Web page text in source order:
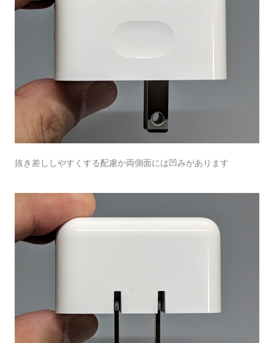
抜き差ししやすくする配慮か両側面には凹みがあります